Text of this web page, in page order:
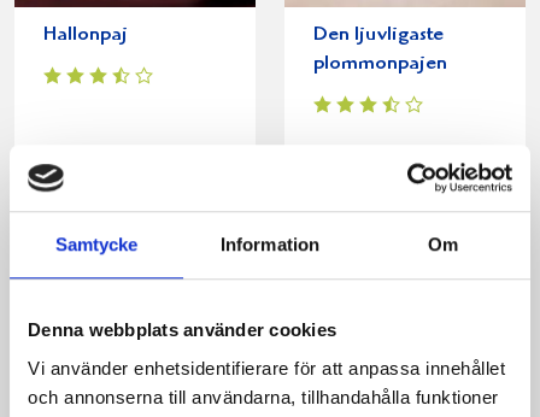
Samtycke Information Om
Denna webbplats använder cookies
Vi använder enhetsidentifierare för att anpassa innehållet
och annonserna till användarna, tillhandahålla funktioner
Hallonpaj
Den ljuvligaste
plommonpajen
Produkter i receptet: